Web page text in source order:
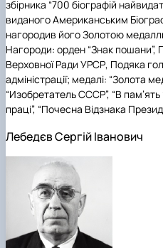
збірника “700 біографій
виданого Американським
нагородив його Золотою
Нагороди: орден “Знак пошани”,
Верховної Ради УРСР, Подяка
адміністрації; медалі: “Золота
“Изобретатель СССР”, “В
праці”, “Почесна Відзнака
Лебедєв Сергій Іванович